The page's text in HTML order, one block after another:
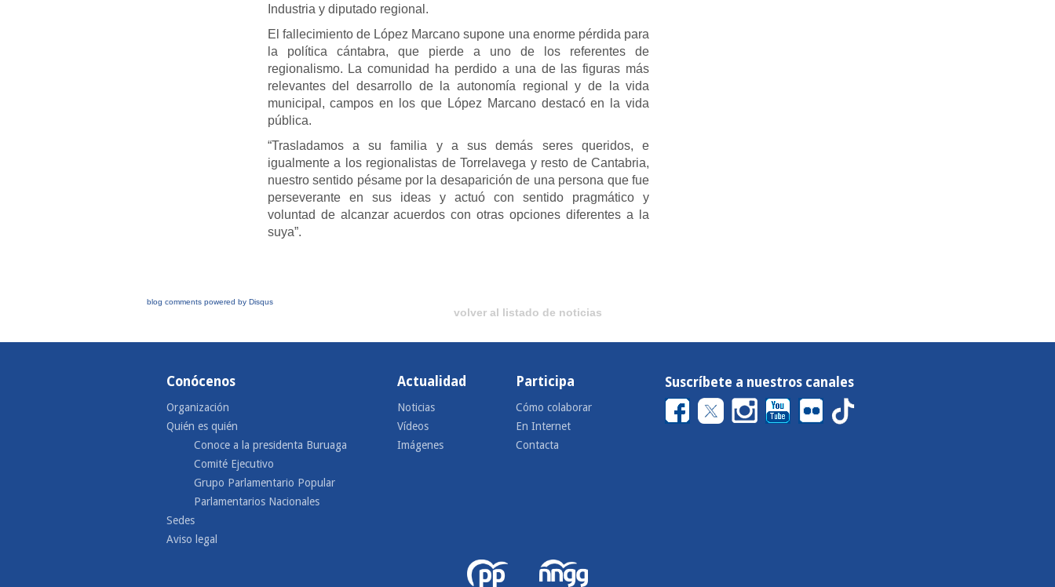
Industria y diputado regional.
El fallecimiento de López Marcano supone una enorme pérdida para
la política cántabra, que pierde a uno de los referentes de
regionalismo. La comunidad ha perdido a una de las figuras más
relevantes del desarrollo de la autonomía regional y de la vida
municipal, campos en los que López Marcano destacó en la vida
pública.
“Trasladamos a su familia y a sus demás seres queridos, e
igualmente a los regionalistas de Torrelavega y resto de Cantabria,
nuestro sentido pésame por la desaparición de una persona que fue
perseverante en sus ideas y actuó con sentido pragmático y
voluntad de alcanzar acuerdos con otras opciones diferentes a la
suya”.
blog comments powered by Disqus
volver al listado de noticias
Conócenos
Organización
Quién es quién
Conoce a la presidenta Buruaga
Comité Ejecutivo
Grupo Parlamentario Popular
Parlamentarios Nacionales
Sedes
Aviso legal
Actualidad
Noticias
Vídeos
Imágenes
Participa
Cómo colaborar
En Internet
Contacta
Suscríbete a nuestros canales